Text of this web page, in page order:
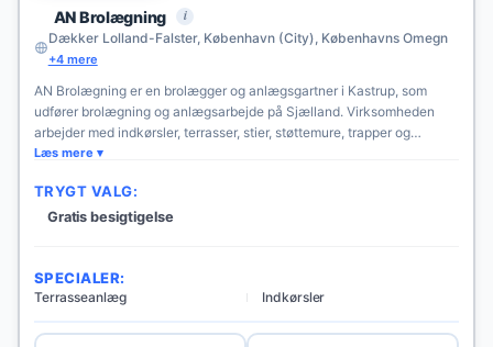
AN Brolægning i
Dækker Lolland-Falster, København (City), Københavns Omegn
+4 mere
AN Brolægning er en brolægger og anlægsgartner i Kastrup, som
udfører brolægning og anlægsarbejde på Sjælland. Virksomheden
arbejder med indkørsler, terrasser, stier, støttemure, trapper og
haveanlæg. Firmaet oplyser, at det har mere end 15 års erfaring og
Læs mere
TRYGT VALG:
Gratis besigtigelse
SPECIALER:
Terrasseanlæg Indkørsler